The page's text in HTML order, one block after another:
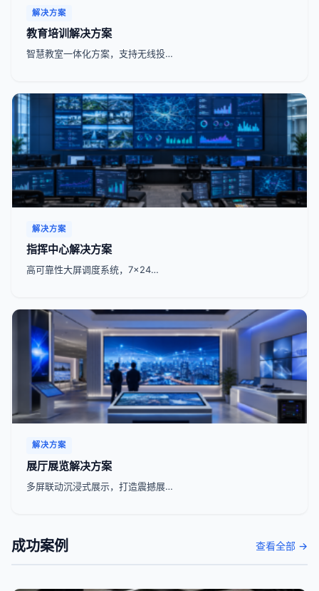
解决方案
教育培训解决方案
智慧教室一体化方案，支持无线投…
解决方案
指挥中心解决方案
高可靠性大屏调度系统，7x24…
解决方案
展厅展览解决方案
多屏联动沉浸式展示，打造震撼展…
成功案例 查看全部 →